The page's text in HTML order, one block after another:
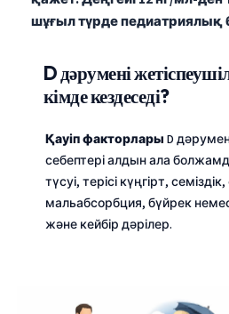
шұғыл түрде педиатриялық
D дәрумені
кімде кездеседі?
Қауіп факторлары D
себептері алдын ала
түсуі, терісі күңгірт,
мальабсорбция, бүйрек
және кейбір дәрілер.